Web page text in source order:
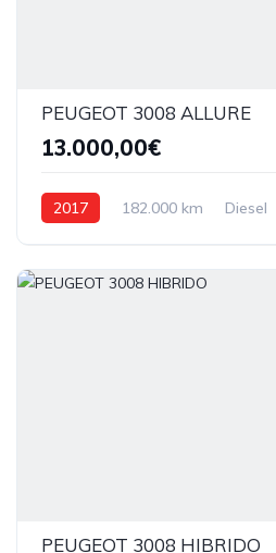
PEUGEOT 3008 ALLURE
13.000,00€
2017 182.000 km Diesel
PEUGEOT 3008 HIBRIDO